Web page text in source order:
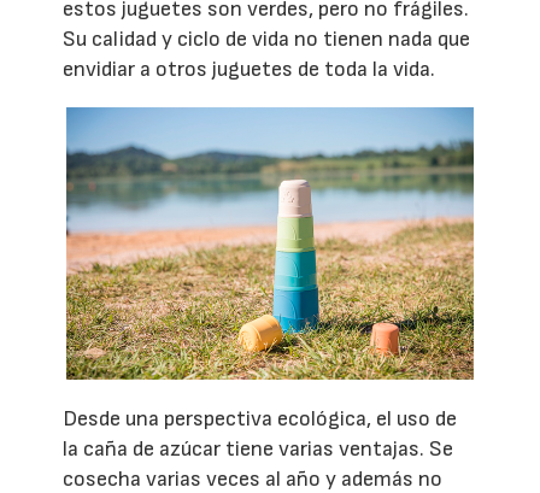
estos juguetes son verdes, pero no frágiles.
Su calidad y ciclo de vida no tienen nada que
envidiar a otros juguetes de toda la vida.
Desde una perspectiva ecológica, el uso de
la caña de azúcar tiene varias ventajas. Se
cosecha varias veces al año y además no